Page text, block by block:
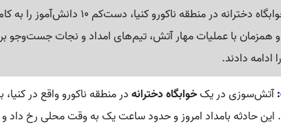
آتش‌سوزی در یک خوابگاه دخترانه در منطقه
و همزمان با عملیات مهار آتش، تیم‌های امداد و نجات جست‌وجو
ادامه دادند.
آتش‌سوزی در یکخوابگاه دخترانه
حادثه بامداد امروز و حدود ساعت یک به وقت محلی رخ داد